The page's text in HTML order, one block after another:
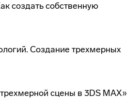
создать собственную
Создание трехмерных
сцены в 3DS MAX»